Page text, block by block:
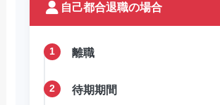
自己都合退職の場合
1 離職
2 待期期間